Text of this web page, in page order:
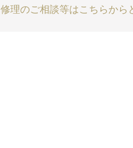
修理のご相談等はこちらから